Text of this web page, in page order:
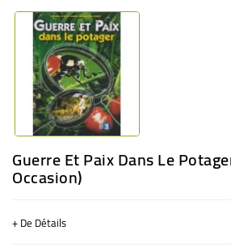
Guerre Et Paix Dans Le
Occasion)
+ De Détails